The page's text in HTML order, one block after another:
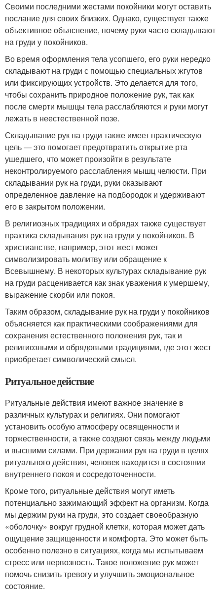
Своими последними жестами покойники могут оставить
послание для своих близких. Однако, существует также
объективное объяснение, почему руки часто складывают
на груди у покойников.
Во время оформления тела усопшего, его руки нередко
складывают на груди с помощью специальных жгутов
или фиксирующих устройств. Это делается для того,
чтобы сохранить природное положение рук, так как
после смерти мышцы тела расслабляются и руки могут
лежать в неестественной позе.
Складывание рук на груди также имеет практическую
цель — это помогает предотвратить открытие рта
ушедшего, что может произойти в результате
неконтролируемого расслабления мышц челюсти. При
складывании рук на груди, руки оказывают
определенное давление на подбородок и удерживают
его в закрытом положении.
В религиозных традициях и обрядах также существует
практика складывания рук на груди у покойников. В
христианстве, например, этот жест может
символизировать молитву или обращение к
Всевышнему. В некоторых культурах складывание рук
на груди расценивается как знак уважения к умершему,
выражение скорби или покоя.
Таким образом, складывание рук на груди у покойников
объясняется как практическими соображениями для
сохранения естественного положения рук, так и
религиозными и обрядовыми традициями, где этот жест
приобретает символический смысл.
Ритуальное действие
Ритуальные действия имеют важное значение в
различных культурах и религиях. Они помогают
установить особую атмосферу освященности и
торжественности, а также создают связь между людьми
и высшими силами. При держании рук на груди в целях
ритуального действия, человек находится в состоянии
внутреннего покоя и сосредоточенности.
Кроме того, ритуальные действия могут иметь
потенциально зажимающий эффект на организм. Когда
мы держим руки на груди, это создает своеобразную
«оболочку» вокруг грудной клетки, которая может дать
ощущение защищенности и комфорта. Это может быть
особенно полезно в ситуациях, когда мы испытываем
стресс или нервозность. Такое положение рук может
помочь снизить тревогу и улучшить эмоциональное
состояние.